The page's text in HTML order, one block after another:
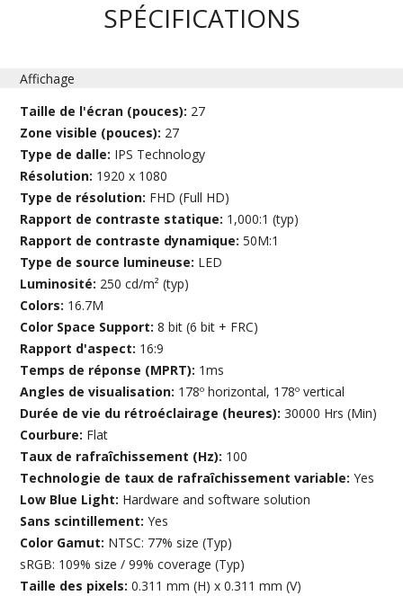
SPÉCIFICATIONS
Affichage
Taille de l'écran (pouces): 27
Zone visible (pouces): 27
Type de dalle: IPS Technology
Résolution: 1920 x 1080
Type de résolution: FHD (Full HD)
Rapport de contraste statique: 1,000:1 (typ)
Rapport de contraste dynamique:50M:1
Type de source lumineuse: LED
Luminosité: 250 cd/m² (typ)
Colors: 16.7M
Color Space Support:8 bit (6 bit + FRC)
Rapport d'aspect: 16:9
Temps de réponse (MPRT): 1ms
Angles de visualisation: 178º horizontal, 178º vertical
Durée de vie du rétroéclairage (heures):30000 Hrs (Min)
Courbure: Flat
Taux de rafraîchissement (Hz): 100
Technologie de taux de rafraîchissement variable:Yes
Low Blue Light: Hardware and software solution
Sans scintillement:Yes
Color Gamut: NTSC: 77% size (Typ)
sRGB: 109% size / 99% coverage (Typ)
Taille des pixels:0.311 mm (H) x 0.311 mm (V)